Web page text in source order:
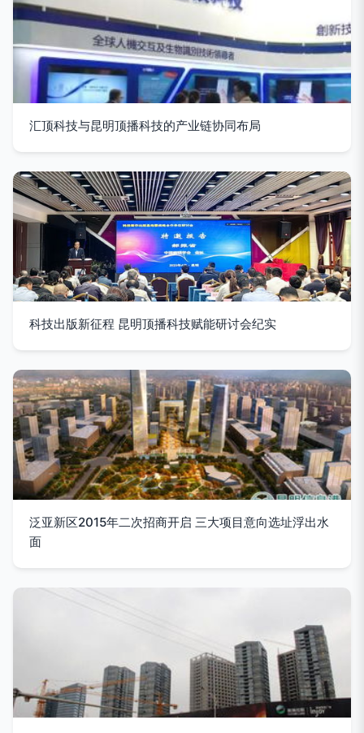
汇顶科技与昆明顶播科技的产业链协同布局
科技出版新征程 昆明顶播科技赋能研讨会纪实
泛亚新区2015年二次招商开启 三大项目意向选址浮出水
面